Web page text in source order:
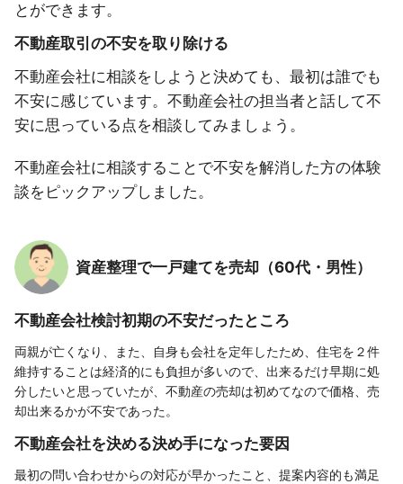
とができます。
不動産取引の不安を取り除ける
不動産会社に相談をしようと決めても、最初は誰でも
不安に感じています。不動産会社の担当者と話して不
安に思っている点を相談してみましょう。
不動産会社に相談することで不安を解消した方の体験
談をピックアップしました。
資産整理で一戸建てを売却（60代・男性）
不動産会社検討初期の不安だったところ
両親が亡くなり、また、自身も会社を定年したため、住宅を２件
維持することは経済的にも負担が多いので、出来るだけ早期に処
分したいと思っていたが、不動産の売却は初めてなので価格、売
却出来るかが不安であった。
不動産会社を決める決め手になった要因
最初の問い合わせからの対応が早かったこと、提案内容的も満足